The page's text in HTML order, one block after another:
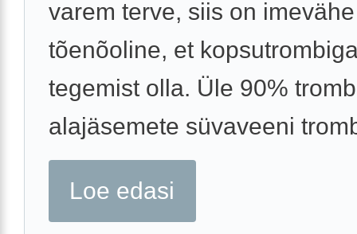
varem terve, siis on imevähe
tõenõoline, et
tegemist olla. Üle 90%
alajäsemete süvaveeni
Loe edasi